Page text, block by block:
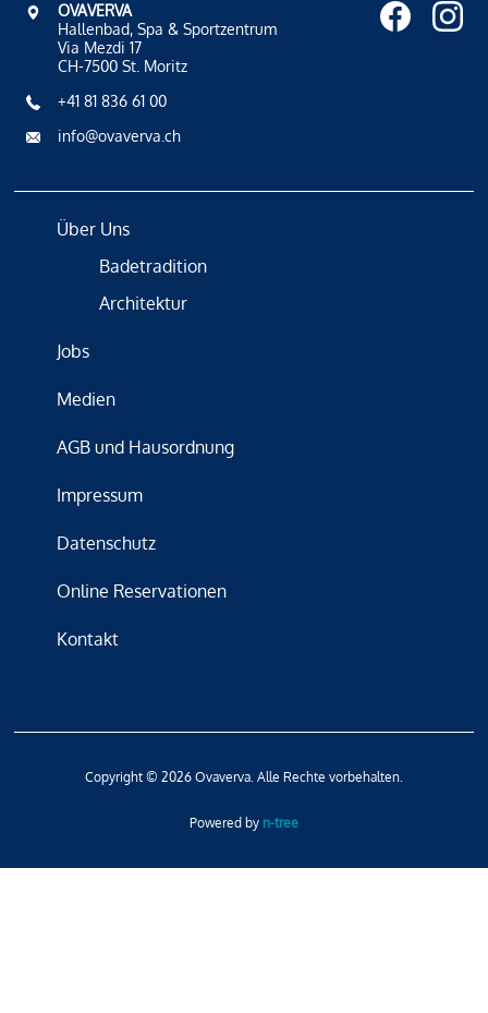
OVAVERVA
Hallenbad, Spa & Sportzentrum
Via Mezdi 17
CH-7500 St. Moritz
+41 81 836 61 00
info@ovaverva.ch
Über Uns
Badetradition
Architektur
Jobs
Medien
AGB und Hausordnung
Impressum
Datenschutz
Online Reservationen
Kontakt
Copyright © 2026 Ovaverva. Alle Rechte vorbehalten.
Powered by n-tree